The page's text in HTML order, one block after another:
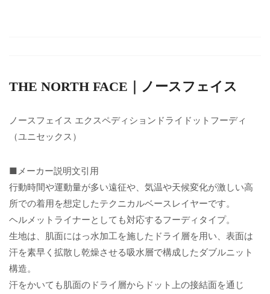
THE NORTH FACE｜ノースフェイス
ノースフェイス エクスペディションドライドットフーディ
（ユニセックス）
■メーカー説明文引用
行動時間や運動量が多い遠征や、気温や天候変化が激しい高
所での着用を想定したテクニカルベースレイヤーです。
ヘルメットライナーとしても対応するフーディタイプ。
生地は、肌面にはっ水加工を施したドライ層を用い、表面は
汗を素早く拡散し乾燥させる吸水層で構成したダブルニット
構造。
汗をかいても肌面のドライ層からドット上の接結面を通じ